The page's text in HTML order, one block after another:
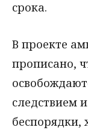
срока.
В проекте
прописано,
следствием
беспорядки,